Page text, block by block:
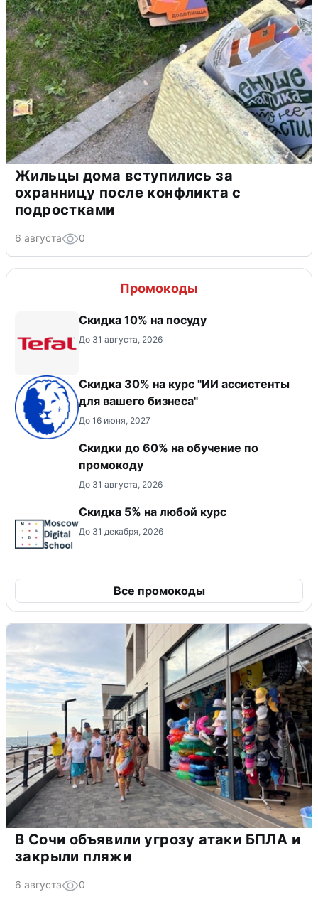
Жильцы дома вступились за
охранницу после конфликта с
подростками
6 августа 0
Промокоды
Скидка 10% на посуду
До 31 августа, 2026
Скидка 30% на курс "ИИ ассистенты
для вашего бизнеса"
До 16 июня, 2027
Скидки до 60% на обучение по
промокоду
До 31 августа, 2026
Скидка 5% на любой курс
До 31 декабря, 2026
Все промокоды
В Сочи объявили угрозу атаки БПЛА и
закрыли пляжи
6 августа 0